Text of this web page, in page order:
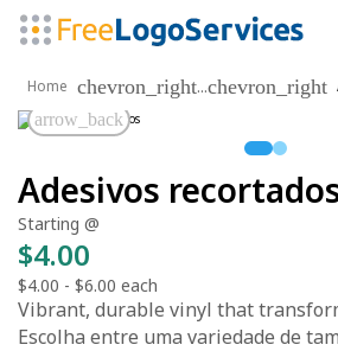
Home chevron_right...chevron_right
arrow_back
Adesivos
Starting @
$4.00
$4.00 - $6.00 each
Vibrant, durable vinyl that
Escolha entre uma variedade de